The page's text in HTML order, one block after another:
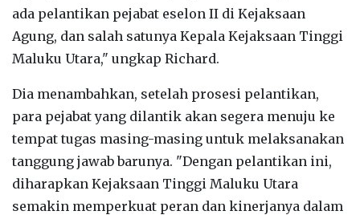
ada pelantikan pejabat eselon II di Kejaksaan
Agung, dan salah satunya Kepala Kejaksaan Tinggi
Maluku Utara," ungkap Richard.
Dia menambahkan, setelah prosesi pelantikan,
para pejabat yang dilantik akan segera menuju ke
tempat tugas masing-masing untuk melaksanakan
tanggung jawab barunya. "Dengan pelantikan ini,
diharapkan Kejaksaan Tinggi Maluku Utara
semakin memperkuat peran dan kinerjanya dalam